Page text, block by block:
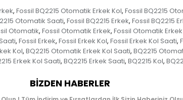
, Fossil BQ2215 Otomatik Erkek Kol, Fossil BQ2215
Otomatik Saati, Fossil BQ2215 Erkek, Fossil BQ2215
Otomatik, Fossil Otomatik Erkek, Fossil Otomatik
, Fossil Erkek, Fossil Erkek Kol, Fossil Erkek Kol Saati,
Kol, BQ2215 Otomatik Erkek Kol Saati, BQ2215
Erkek Kol Saati, BQ2215 Erkek Saati, BQ2215 Kol,
BIZDEN HABERLER